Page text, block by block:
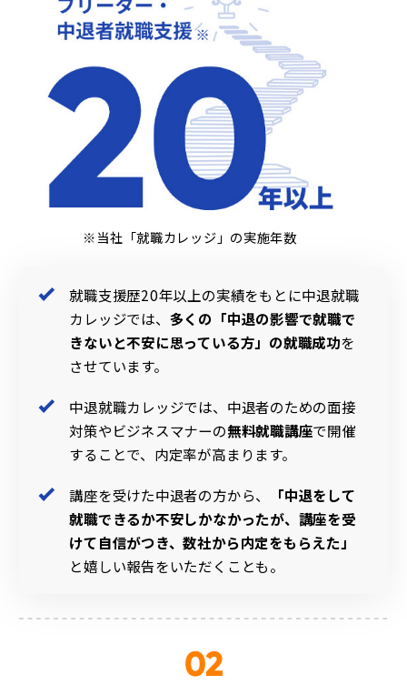
※当社「就職カレッジ」の実施年数
就職支援歴20年以上の実績をもとに中退就職
カレッジでは、 多くの「中退の影響で就職で
きないと不安に思っている方」の就職成功を
させています。
中退就職カレッジでは、中退者のための面接
対策やビジネスマナーの無料就職講座で開催
することで、内定率が高まります。
講座を受けた中退者の方から、
「中退をして
就職できるか不安しかなかったが、講座を受
けて自信がつき、数社から内定をもらえた」
と嬉しい報告をいただくことも。
02